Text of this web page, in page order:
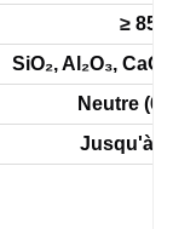
≥ 85%
SiO₂, Al₂O₃, CaO
Neutre
Jusqu'à